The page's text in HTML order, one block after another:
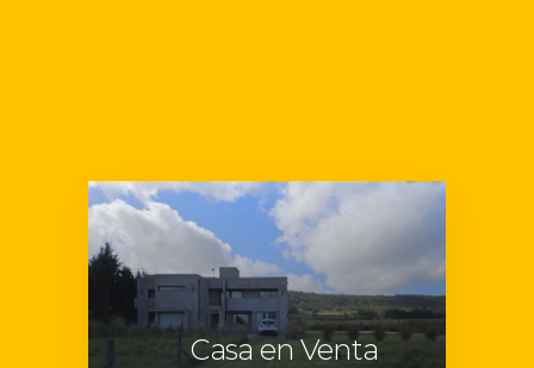
Casa en Venta